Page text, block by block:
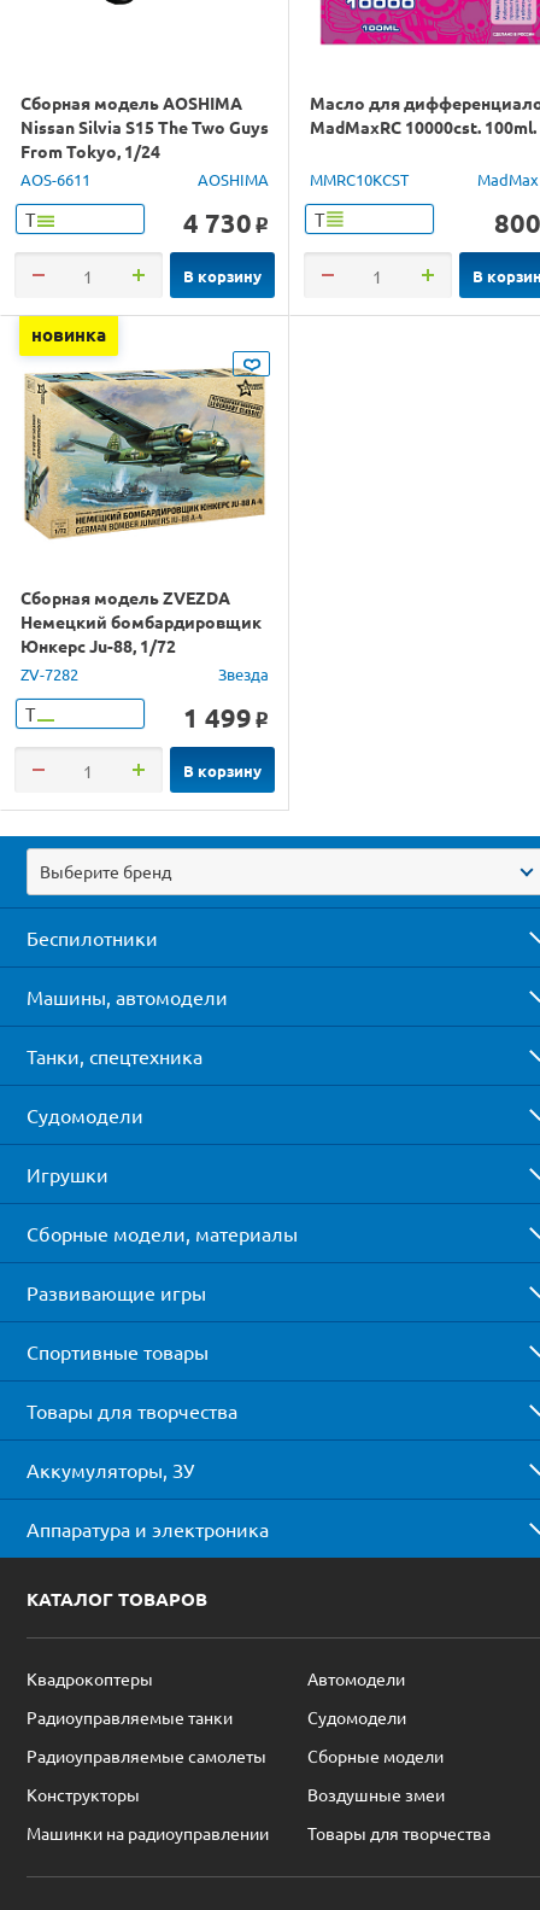
Сборная модель AOSHIMA
Nissan Silvia S15 The Two Guys
From Tokyo, 1/24
AOS-6611 AOSHIMA
Т 4 730 o
В корзину
Масло для
MadMaxRC 10000cst. 100ml.
MMRC10KCST
Т 800
В
новинка
Сборная модель ZVEZDA
Немецкий бомбардировщик
Юнкерс Ju-88, 1/72
ZV-7282 Звезда
Т 1 499 o
В корзину
Выберите бренд
Беспилотники
Машины, автомодели
Танки, спецтехника
Судомодели
Игрушки
Сборные модели, материалы
Развивающие игры
Спортивные товары
Товары для творчества
Аккумуляторы, ЗУ
Аппаратура и электроника
КАТАЛОГ ТОВАРОВ
Квадрокоптеры
Автомодели
Радиоуправляемые танки
Судомодели
Радиоуправляемые самолеты
Сборные модели
Конструкторы
Воздушные змеи
Машинки на радиоуправлении
Товары для творчества